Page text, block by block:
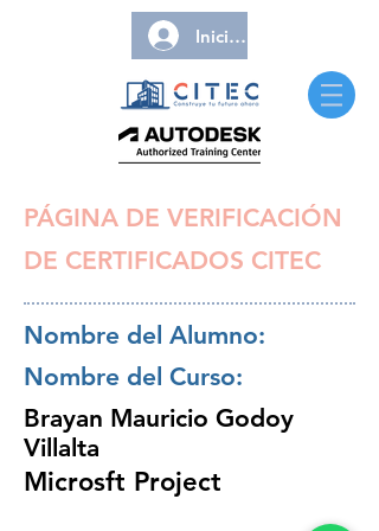
Iniciar sesión
PÁGINA DE VERIFICACIÓN
DE CERTIFICADOS CITEC
Nombre del Alumno:
Nombre del Curso:
Brayan Mauricio Godoy
Villalta
Microsft Project